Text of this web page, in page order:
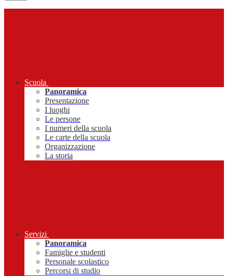
Scuola
Panoramica
Presentazione
I luoghi
Le persone
I numeri della scuola
Le carte della scuola
Organizzazione
La storia
Servizi
Panoramica
Famiglie e studenti
Personale scolastico
Percorsi di studio